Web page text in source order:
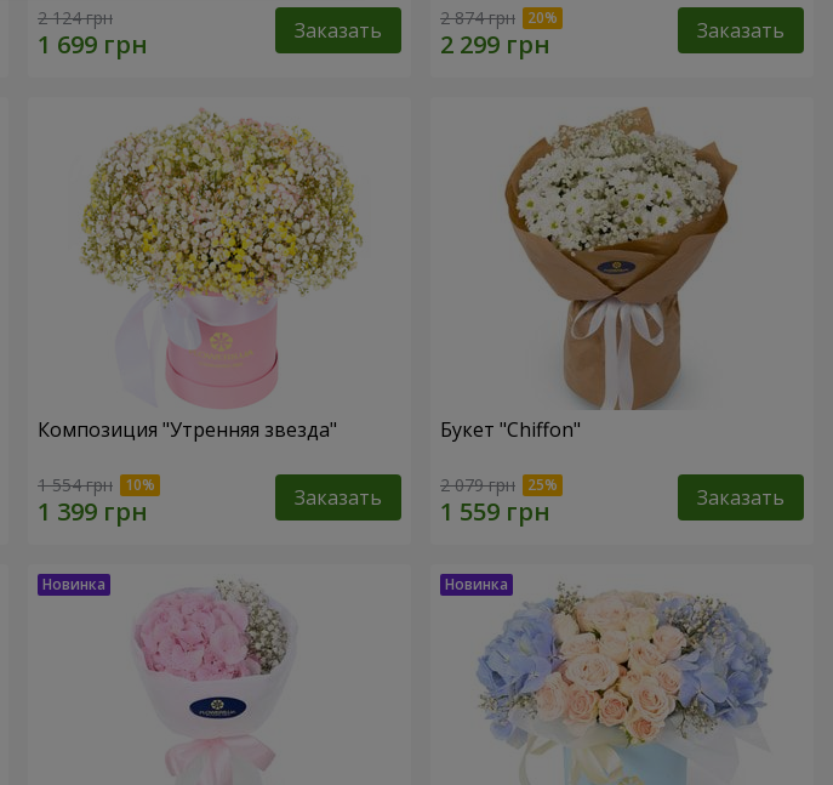
2 124 грн Заказать 2 874 грн Заказать
Композиция "Утренняя звезда"
1 554 грн Заказать
Букет "Chiffon"
2 079 грн Заказать